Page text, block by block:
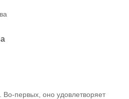
первых, оно удовлетворяет